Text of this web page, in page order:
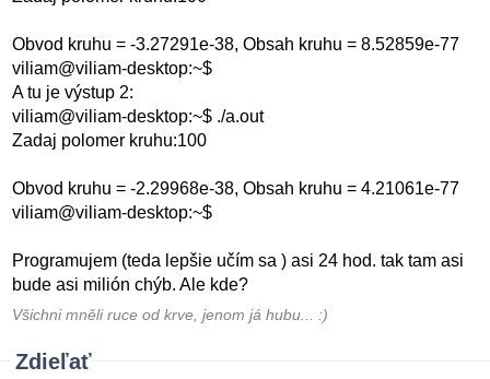
Obvod kruhu = -3.27291e-38, Obsah kruhu = 8.52859e-77
viliam@viliam-desktop:~$
A tu je výstup 2:
viliam@viliam-desktop:~$ ./a.out
Zadaj polomer kruhu:100
Obvod kruhu = -2.29968e-38, Obsah kruhu = 4.21061e-77
viliam@viliam-desktop:~$
Programujem (teda lepšie učím sa ) asi 24 hod. tak tam asi
bude asi milión chýb. Ale kde?
Všichni mněli ruce od krve, jenom já hubu... :)
Zdieľať